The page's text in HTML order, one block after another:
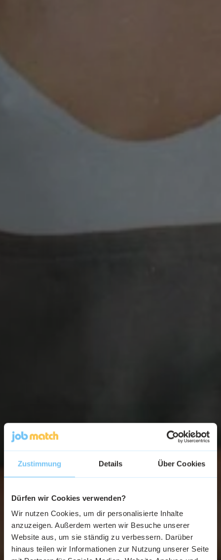
Zustimmung Details Über Cookies
Dürfen wir Cookies verwenden?
Wir nutzen Cookies, um dir personalisierte Inhalte
anzuzeigen. Außerdem werten wir Besuche unserer
Website aus, um sie ständig zu verbessern. Darüber
hinaus teilen wir Informationen zur Nutzung unserer Seite